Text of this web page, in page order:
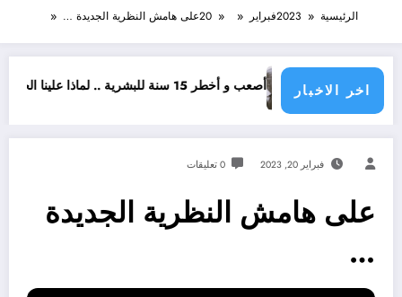
الرئيسية 2023فبراير 20على هامش النظرية الجديدة …
اخر الاخبارعلينا الخوف من السنوات القادمة مواقع
فبراير 20, 2023 0 تعليقات
على هامش النظرية الجديدة
…